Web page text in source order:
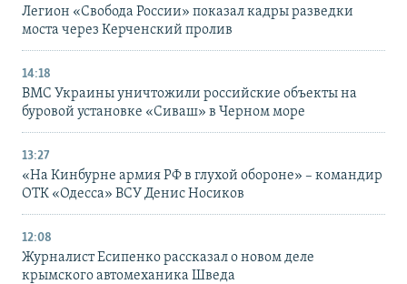
Легион «Свобода России» показал кадры разведки
моста через Керченский пролив
14:18
ВМС Украины уничтожили российские объекты на
буровой установке «Сиваш» в Черном море
13:27
«На Кинбурне армия РФ в глухой обороне» – командир
ОТК «Одесса» ВСУ Денис Носиков
12:08
Журналист Есипенко рассказал о новом деле
крымского автомеханика Шведа